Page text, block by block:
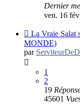
Dernier
ven. 16
La Vraie
MONDE)
par
1
2
19
45601